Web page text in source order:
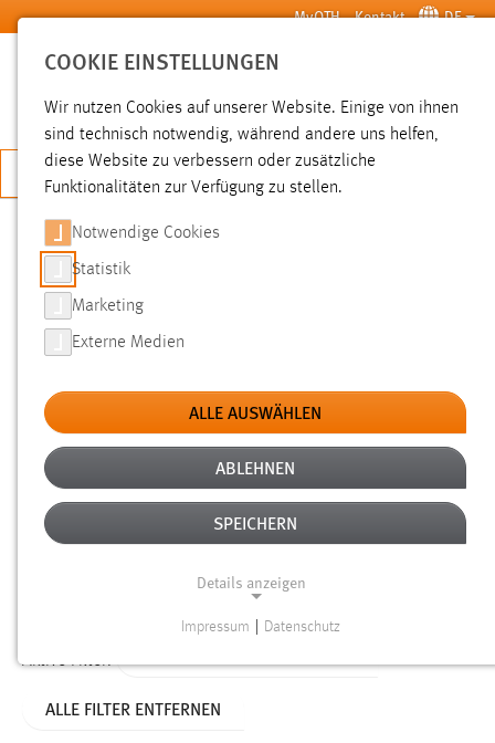
Zum Hauptinhalt springen MyOTH Kontakt DE
SUCHE
JETZT BEWERBEN
SUCHE
FILTER
Typ
Erstellungsdatum
Alter
Aktive Filter:
ALLE FILTER ENTFERNEN
COOKIE EINSTELLUNGEN
Wir nutzen Cookies auf unserer Website. Einige von ihnen
sind technisch notwendig, während andere uns helfen,
diese Website zu verbessern oder zusätzliche
Funktionalitäten zur Verfügung zu stellen.
Notwendige Cookies
Statistik
Marketing
Externe Medien
ALLE AUSWÄHLEN
ABLEHNEN
SPEICHERN
Details anzeigen
Funktionen und sind für die einwandfreie Funktion der
Impressum Datenschutz